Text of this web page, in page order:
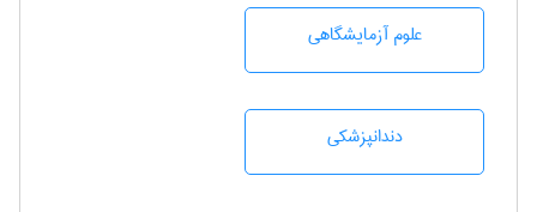
علوم آزمايشگاهی
دندانپزشكی